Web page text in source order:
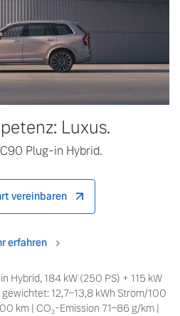
Luxus.
Plug-in Hybrid.
vereinbaren
erfahren
Hybrid, 184 kW (250 PS) + 115 kW
12,7–13,8 kWh Strom/100
km | CO₂-Emission 71–86 g/km |